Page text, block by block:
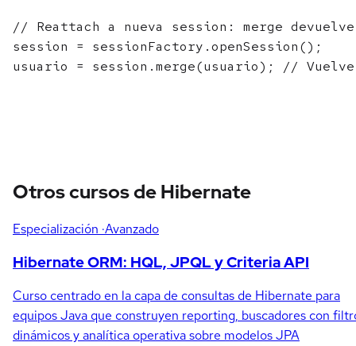
// Reattach a nueva session: merge
session = sessionFactory.openSession();
Otros cursos de Hibernate
Especialización ·Avanzado
Hibernate ORM: HQL, JPQL y Criteria API
Curso centrado en la capa de consultas de Hibernate para
equipos Java que construyen reporting, buscadores con
dinámicos y analítica operativa sobre modelos JPA